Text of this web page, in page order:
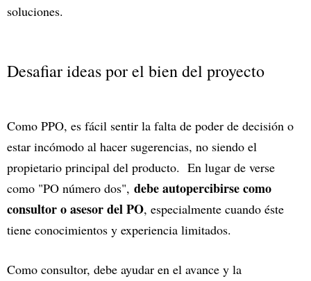
soluciones.
Desafiar ideas por el bien del proyecto
Como PPO, es fácil sentir la falta de poder de decisión o
estar incómodo al hacer sugerencias, no siendo el
propietario principal del producto. En lugar de verse
como "PO número dos", debe autopercibirse como
consultor o asesor del PO, especialmente cuando éste
tiene conocimientos y experiencia limitados.
Como consultor, debe ayudar en el avance y la